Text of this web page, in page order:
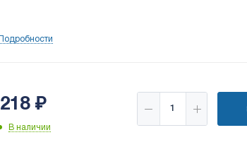
Подробности
218₽
В наличии